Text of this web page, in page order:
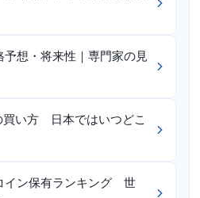
予想・将来性｜専門家の見
買い方 日本ではいつどこ
イン保有ランキング 世